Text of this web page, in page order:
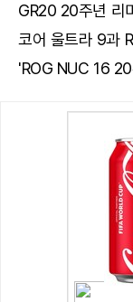
GR20 20주년 리
코어 울트라 9과
'ROG NUC 16